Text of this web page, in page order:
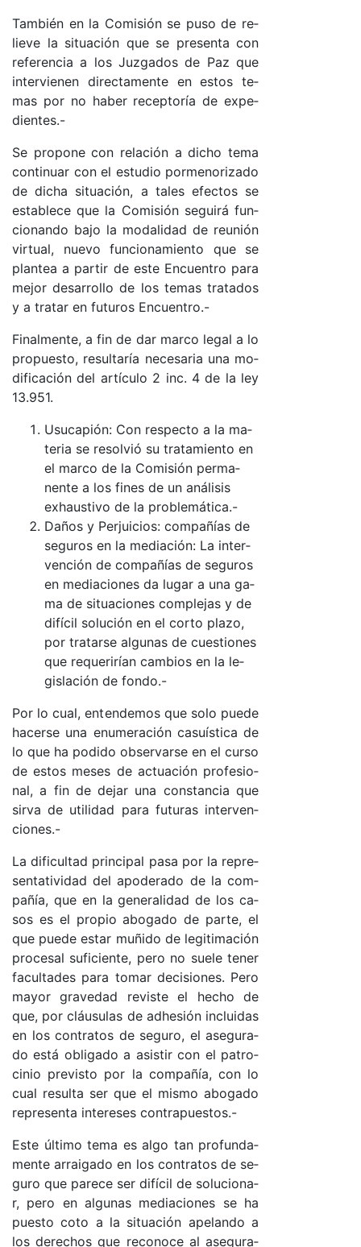
Tam­bién en la Co­mi­sión se pu­so de re­
lie­ve la si­tua­ción que se pre­sen­ta con
re­fe­ren­cia a los Juz­ga­dos de Paz que
in­ter­vie­nen di­rec­ta­men­te en es­tos te­
mas por no ha­ber re­cep­to­ría de ex­pe­
dien­tes.-
Se pro­po­ne con re­la­ción a di­cho te­ma
con­ti­nuar con el es­tu­dio por­me­no­ri­za­do
de di­cha si­tua­ció­n, a ta­les efec­tos se
es­ta­ble­ce que la Co­mi­sión se­gui­rá fun­
cio­nan­do ba­jo la mo­da­li­dad de reu­nión
vir­tua­l, nue­vo fun­cio­na­mien­to que se
plan­tea a par­tir de es­te En­cuen­tro pa­ra
me­jor de­sa­rro­llo de los te­mas tra­ta­dos
y a tra­tar en fu­tu­ros En­cuen­tro­.-
Fi­nal­men­te, a fin de dar mar­co le­gal a lo
pro­pues­to, re­sul­ta­ría ne­ce­sa­ria una mo­
di­fi­ca­ción del ar­tícu­lo 2 in­c. 4 de la ley
13.951.
Usu­ca­pió­n: Con res­pec­to a la ma­
te­ria se re­sol­vió su tra­ta­mien­to en
el mar­co de la Co­mi­sión per­ma­
nen­te a los fi­nes de un aná­li­sis
exhaus­ti­vo de la pro­ble­má­ti­ca.-
Da­ños y Per­jui­cio­s: com­pa­ñías de
se­gu­ros en la me­dia­ció­n: La in­ter­
ven­ción de com­pa­ñías de se­gu­ros
en me­dia­cio­nes da lu­gar a una ga­
ma de si­tua­cio­nes com­ple­jas y de
di­fí­cil so­lu­ción en el cor­to pla­zo,
por tra­tar­se al­gu­nas de cues­tio­nes
que re­que­ri­rían cam­bios en la le­
gis­la­ción de fon­do­.-
Por lo cua­l, en­ten­de­mos que so­lo pue­de
ha­cer­se una enu­me­ra­ción ca­suís­ti­ca de
lo que ha po­di­do ob­ser­var­se en el cur­so
de es­tos me­ses de ac­tua­ción pro­fe­sio­
na­l, a fin de de­jar una cons­tan­cia que
sir­va de uti­li­dad pa­ra fu­tu­ras in­ter­ven­
cio­nes.-
La di­fi­cul­tad prin­ci­pal pa­sa por la re­pre­
sen­ta­ti­vi­dad del apo­de­ra­do de la com­
pa­ñía, que en la ge­ne­ra­li­dad de los ca­
sos es el pro­pio abo­ga­do de par­te, el
que pue­de es­tar mu­ñi­do de le­gi­ti­ma­ción
pro­ce­sal su­fi­cien­te, pe­ro no sue­le te­ner
fa­cul­ta­des pa­ra to­mar de­ci­sio­nes. Pe­ro
ma­yor gra­ve­dad re­vis­te el he­cho de
que, por cláu­su­las de adhe­sión in­clui­das
en los con­tra­tos de se­gu­ro, el ase­gu­ra­
do es­tá obli­ga­do a asis­tir con el pa­tro­
ci­nio pre­vis­to por la com­pa­ñía, con lo
cual re­sul­ta ser que el mis­mo abo­ga­do
re­pre­sen­ta in­te­re­ses contra­pues­to­s.-
Es­te úl­ti­mo te­ma es al­go tan pro­fun­da­
men­te arrai­ga­do en los con­tra­tos de se­
gu­ro que pa­re­ce ser di­fí­cil de so­lu­cio­na­
r, pe­ro en al­gu­nas me­dia­cio­nes se ha
pues­to co­to a la si­tua­ción ape­lan­do a
los de­re­chos que re­co­no­ce al ase­gu­ra­